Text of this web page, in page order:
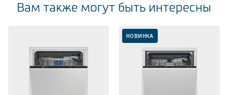
Вам также могут быть интересны
НОВИНКА